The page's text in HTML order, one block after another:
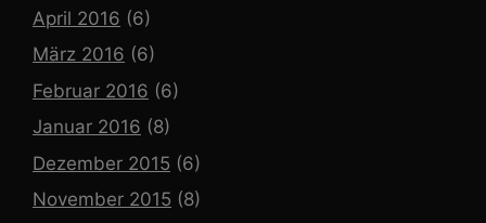
April 2016 (6)
März 2016 (6)
Februar 2016 (6)
Januar 2016 (8)
Dezember 2015 (6)
November 2015 (8)